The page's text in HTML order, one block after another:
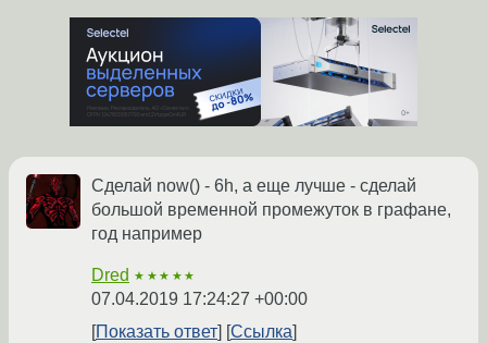
Сделай now() - 6h, а еще лучше - сделай
большой временной промежуток в графане,
год например
Dred ★★★★★
07.04.2019 17:24:27 +00:00
Показать ответ
Ссылка